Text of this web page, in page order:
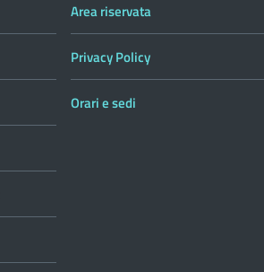
Area riservata
Privacy Policy
Orari e sedi